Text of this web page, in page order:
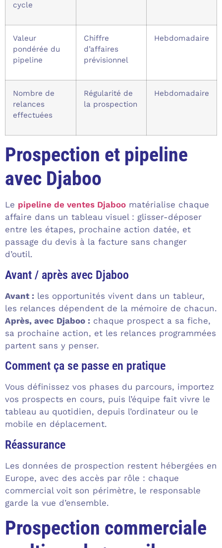
cycle
Valeur
pondérée du
pipeline
Chiffre
d’affaires
prévisionnel
Hebdomadaire
Nombre de
relances
effectuées
Régularité de
la prospection
Hebdomadaire
Prospection et pipeline
avec Djaboo
Le pipeline de ventes Djaboo matérialise chaque
affaire dans un tableau visuel : glisser-déposer
entre les étapes, prochaine action datée, et
passage du devis à la facture sans changer
d’outil.
Avant / après avec Djaboo
Avant : les opportunités vivent dans un tableur,
les relances dépendent de la mémoire de chacun.
Après, avec Djaboo : chaque prospect a sa fiche,
sa prochaine action, et les relances programmées
partent sans y penser.
Comment ça se passe en pratique
Vous définissez vos phases du parcours, importez
vos prospects en cours, puis l’équipe fait vivre le
tableau au quotidien, depuis l’ordinateur ou le
mobile en déplacement.
Réassurance
Les données de prospection restent hébergées en
Europe, avec des accès par rôle : chaque
commercial voit son périmètre, le responsable
garde la vue d’ensemble.
Prospection commerciale